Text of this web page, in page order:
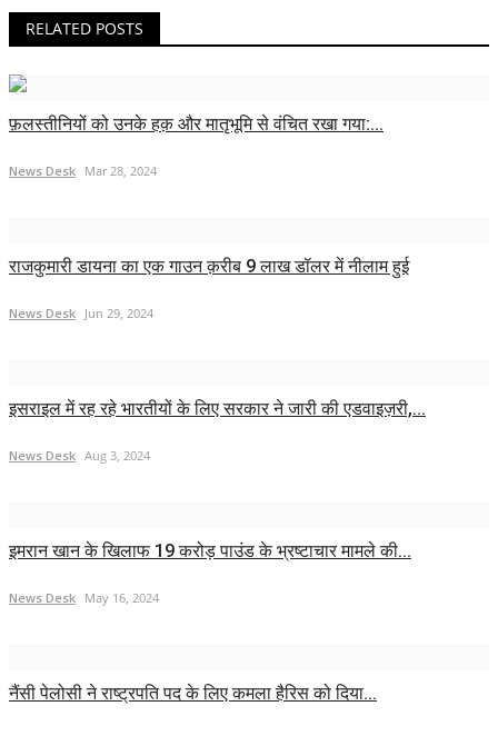
RELATED POSTS
फ़लस्तीनियों को उनके हक़ और मातृभूमि से वंचित रखा गया:...
News Desk Mar 28, 2024
राजकुमारी डायना का एक गाउन क़रीब 9 लाख डॉलर में नीलाम हुई
News Desk Jun 29, 2024
इसराइल में रह रहे भारतीयों के लिए सरकार ने जारी की एडवाइज़री,...
News Desk Aug 3, 2024
इमरान खान के खिलाफ 19 करोड़ पाउंड के भ्रष्टाचार मामले की...
News Desk May 16, 2024
नैंसी पेलोसी ने राष्ट्रपति पद के लिए कमला हैरिस को दिया...